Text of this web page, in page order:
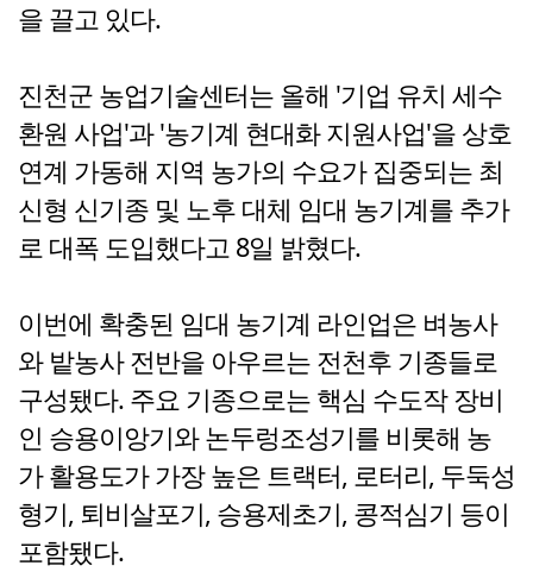
을 끌고 있다.
진천군 농업기술센터는 올해 '기업 유치 세수
환원 사업'과 '농기계 현대화 지원사업'을 상호
연계 가동해 지역 농가의 수요가 집중되는 최
신형 신기종 및 노후 대체 임대 농기계를 추가
로 대폭 도입했다고 8일 밝혔다.
이번에 확충된 임대 농기계 라인업은 벼농사
와 밭농사 전반을 아우르는 전천후 기종들로
구성됐다. 주요 기종으로는 핵심 수도작 장비
인 승용이앙기와 논두렁조성기를 비롯해 농
가 활용도가 가장 높은 트랙터, 로터리, 두둑성
형기, 퇴비살포기, 승용제초기, 콩적심기 등이
포함됐다.